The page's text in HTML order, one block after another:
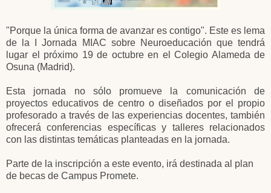
"Porque la única forma de avanzar es contigo". Este es lema
de la I Jornada MIAC sobre Neuroeducación que tendrá
lugar el próximo 19 de octubre en el Colegio Alameda de
Osuna (Madrid).
Esta jornada no sólo promueve la comunicación de
proyectos educativos de centro o diseñados por el propio
profesorado a través de las experiencias docentes, también
ofrecerá conferencias específicas y talleres relacionados
con las distintas temáticas planteadas en la jornada.
Parte de la inscripción a este evento, irá destinada al plan
de becas de Campus Promete.